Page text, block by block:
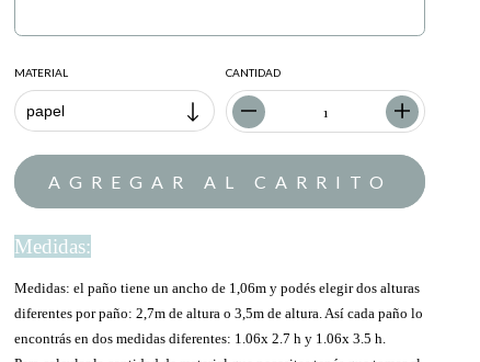
MATERIAL CANTIDAD
Medidas:
Medidas: el paño tiene un ancho de 1,06m y podés elegir dos alturas
diferentes por paño: 2,7m de altura o 3,5m de altura. Así cada paño lo
encontrás en dos medidas diferentes: 1.06x 2.7 h y 1.06x 3.5 h.